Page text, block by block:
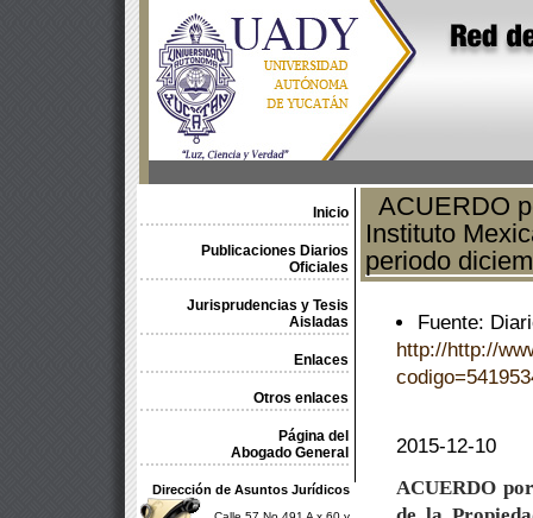
Inicio
Publicaciones Diarios
Oficiales
Jurisprudencias y Tesis
Aisladas
Enlaces
Otros enlaces
Página del
Abogado General
Dirección de Asuntos Jurídicos
ACUERDO
Instituto
periodo
Fuente:
http://http://
2015-12-10
ACUERDO